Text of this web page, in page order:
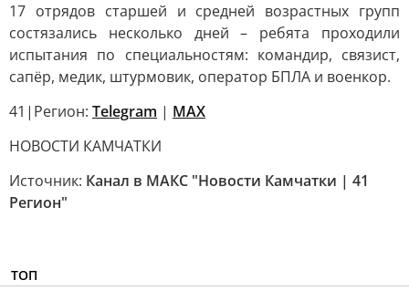
17 отрядов старшей и средней возрастных групп
состязались несколько дней – ребята проходили
испытания по специальностям: командир, связист,
сапёр, медик, штурмовик, оператор БПЛА и военкор.
41|Регион: Telegram | MAX
НОВОСТИ КАМЧАТКИ
Источник: Канал в МАКС "Новости Камчатки | 41
Регион"
ТОП